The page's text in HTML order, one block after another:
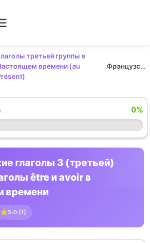
третьей группы в
времени (au
Французские глаголы 3 (третьей) группы. Глаголы être и avoir в Настоящем времени
0%
глаголы 3 (третьей)
être и avoir в
времени
5.0 (1)